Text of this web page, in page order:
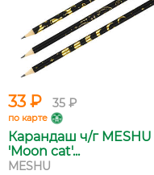
33 ₽ 35 ₽
по карте
Карандаш ч/г MESHU
'Moon cat'...
MESHU